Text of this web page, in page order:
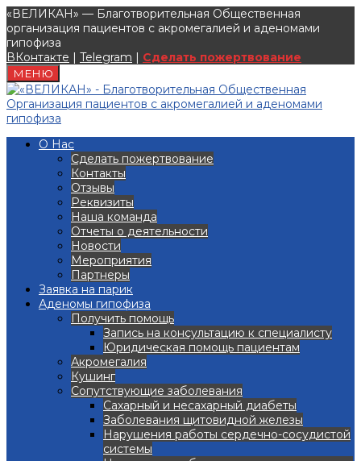
«ВЕЛИКАН» — Благотворительная Общественная
организация пациентов с акромегалией и аденомами
гипофиза
ВКонтакте | Telegram | Сделать пожертвование
МЕНЮ
О Нас
Сделать пожертвование
Контакты
Отзывы
Реквизиты
Наша команда
Отчеты о деятельности
Новости
Мероприятия
Партнеры
Заявка на парик
Аденомы гипофиза
Получить помощь
Запись на консультацию к специалисту
Юридическая помощь пациентам
Акромегалия
Кушинг
Сопутствующие заболевания
Сахарный и несахарный диабеты
Заболевания щитовидной железы
Нарушения работы сердечно-сосудистой
системы